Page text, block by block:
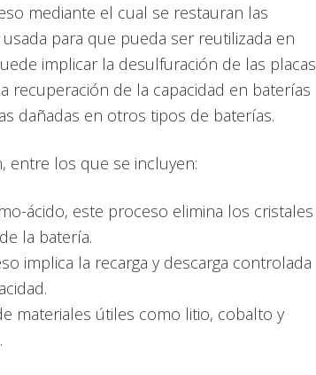
mediante el cual se restauran las
para que pueda ser reutilizada en
implicar la desulfuración de las placas
de la capacidad en baterías
dañadas en otros tipos de baterías.
entre los que se incluyen:
ácido, este proceso elimina los cristales
la batería.
implica la recarga y descarga controlada
materiales útiles como litio, cobalto y